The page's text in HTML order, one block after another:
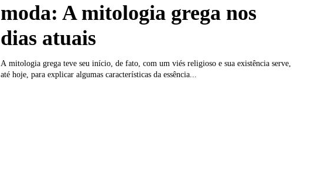
moda: A mitologia grega nos
dias atuais
A mitologia grega teve seu início, de fato, com um viés religioso e sua existência serve,
até hoje, para explicar algumas características da essência...